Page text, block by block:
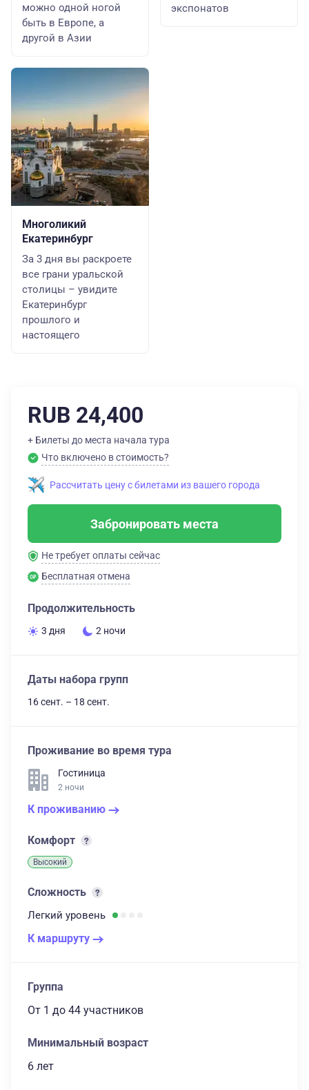
можно одной ногой
быть в Европе, а
другой в Азии
Многоликий
Екатеринбург
За 3 дня вы раскроете
все грани уральской
столицы – увидите
Екатеринбург
прошлого и
настоящего
экспонатов
RUB 24,400
+ Билеты до места начала тура
Что включено в стоимость?
Рассчитать цену с билетами из вашего города
Забронировать места
Не требует оплаты сейчас
Бесплатная отмена
Продолжительность
3 дня 2 ночи
Даты набора групп
16 сент. – 18 сент.
Проживание во время тура
Гостиница
2 ночи
К проживанию
Комфорт
Высокий
Сложность
Легкий уровень
К маршруту
Группа
От 1 до 44 участников
Минимальный возраст
6 лет